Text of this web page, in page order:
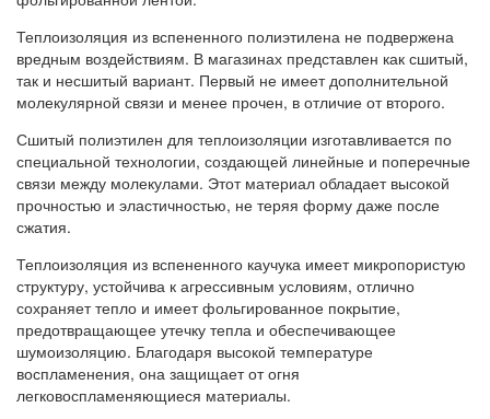
Теплоизоляция из вспененного полиэтилена не подвержена
вредным воздействиям. В магазинах представлен как сшитый,
так и несшитый вариант. Первый не имеет дополнительной
молекулярной связи и менее прочен, в отличие от второго.
Сшитый полиэтилен для теплоизоляции изготавливается по
специальной технологии, создающей линейные и поперечные
связи между молекулами. Этот материал обладает высокой
прочностью и эластичностью, не теряя форму даже после
сжатия.
Теплоизоляция из вспененного каучука имеет микропористую
структуру, устойчива к агрессивным условиям, отлично
сохраняет тепло и имеет фольгированное покрытие,
предотвращающее утечку тепла и обеспечивающее
шумоизоляцию. Благодаря высокой температуре
воспламенения, она защищает от огня
легковоспламеняющиеся материалы.